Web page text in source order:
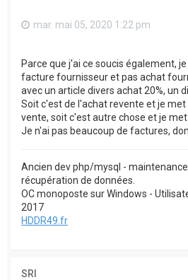
mar. mai 05, 2020 1:22 pm
Parce que j'ai ce soucis également,
facture fournisseur et pas achat
avec un article divers achat 20%, un
Soit c'est de l'achat revente et je
vente, soit c'est autre chose et je
Je n'ai pas beaucoup de factures,
Ancien dev php/mysql -
récupération de données.
OC monoposte sur Windows -
2017
HDDR49.fr
SRI